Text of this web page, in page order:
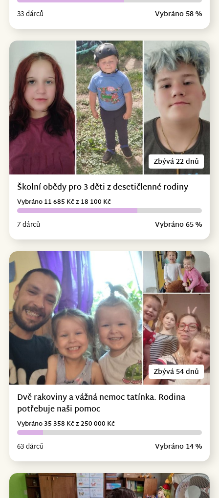
33 dárců Vybráno 58 %
Zbývá 22 dnů
Školní obědy pro 3 děti z desetičlenné rodiny
7 dárců Vybráno 65 %
Vybráno 11 685 Kč z 18 100 Kč
Zbývá 54 dnů
Dvě rakoviny a vážná nemoc tatínka. Rodina
potřebuje naši pomoc
63 dárců Vybráno 14 %
Vybráno 35 358 Kč z 250 000 Kč